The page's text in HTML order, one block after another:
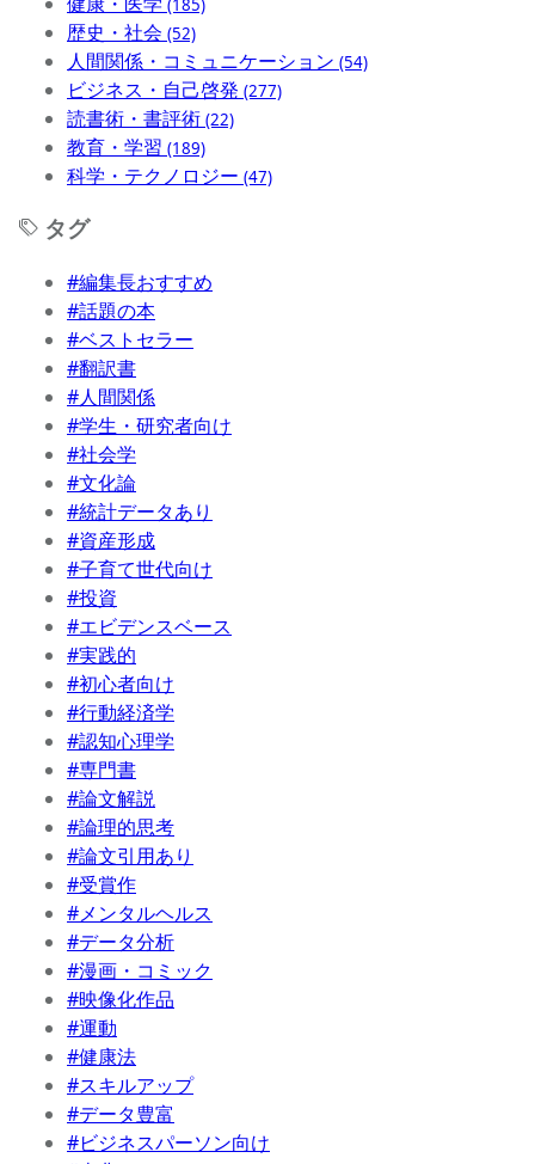
歴史・社会 (52)
人間関係・コミュニケーション (54)
ビジネス・自己啓発 (277)
読書術・書評術 (22)
教育・学習 (189)
科学・テクノロジー (47)
タグ
#編集長おすすめ
#話題の本
#ベストセラー
#翻訳書
#人間関係
#学生・研究者向け
#社会学
#文化論
#統計データあり
#資産形成
#子育て世代向け
#投資
#エビデンスベース
#実践的
#初心者向け
#行動経済学
#認知心理学
#専門書
#論文解説
#論理的思考
#論文引用あり
#受賞作
#メンタルヘルス
#データ分析
#漫画・コミック
#映像化作品
#運動
#健康法
#スキルアップ
#データ豊富
#ビジネスパーソン向け